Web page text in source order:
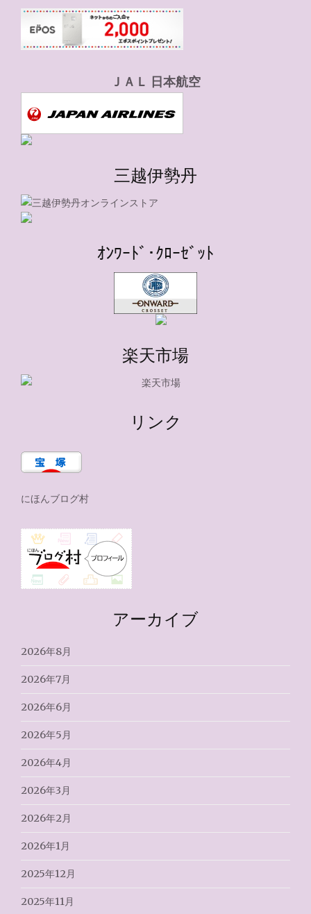
ＪＡＬ 日本航空
三越伊勢丹
ｵﾝﾜｰﾄﾞ･ｸﾛｰｾﾞｯﾄ
楽天市場
リンク
にほんブログ村
アーカイブ
2026年8月
2026年7月
2026年6月
2026年5月
2026年4月
2026年3月
2026年2月
2026年1月
2025年12月
2025年11月